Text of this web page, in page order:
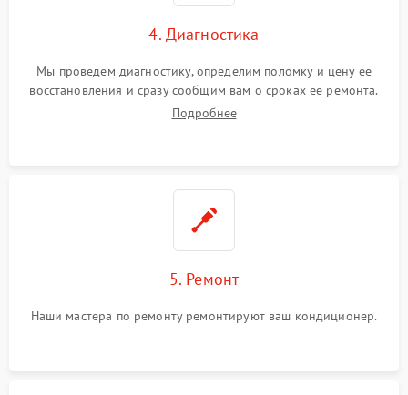
4. Диагностика
Мы проведем диагностику, определим поломку и цену ее
восстановления и сразу сообщим вам о сроках ее ремонта.
Подробнее
5. Ремонт
Наши мастера по ремонту ремонтируют ваш кондиционер.